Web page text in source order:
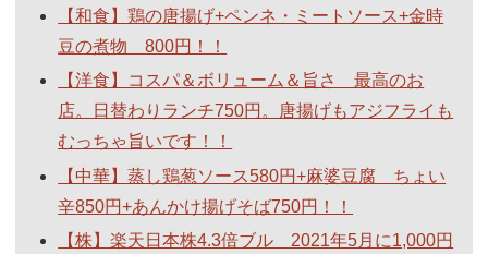
【和食】鶏の唐揚げ+ペンネ・ミートソース+金時
豆の煮物 800円！！
【洋食】コスパ＆ボリューム＆旨さ 最高のお
店。日替わりランチ750円。唐揚げもアジフライも
むっちゃ旨いです！！
【中華】蒸し鶏葱ソース580円+麻婆豆腐 ちょい
辛850円+あんかけ揚げそば750円！！
【株】楽天日本株4.3倍ブル 2021年5月に1,000円